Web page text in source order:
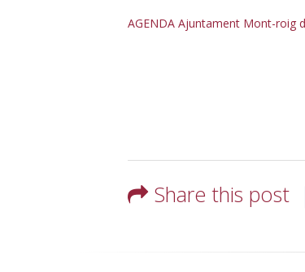
AGENDA Ajuntament Mont-roig
Share this post